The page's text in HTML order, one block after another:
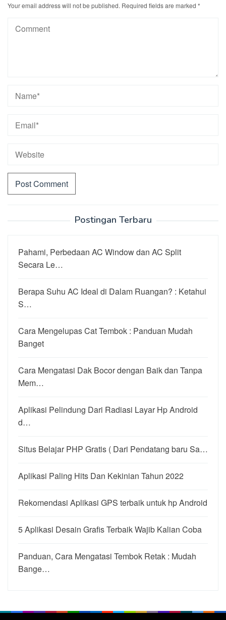
Your email address will not be published. Required fields are marked *
Postingan Terbaru
Pahami, Perbedaan AC Window dan AC Split
Secara Le…
Berapa Suhu AC Ideal di Dalam Ruangan? : Ketahui
S…
Cara Mengelupas Cat Tembok : Panduan Mudah
Banget
Cara Mengatasi Dak Bocor dengan Baik dan Tanpa
Mem…
Aplikasi Pelindung Dari Radiasi Layar Hp Android
d…
Situs Belajar PHP Gratis ( Dari Pendatang baru Sa…
Aplikasi Paling Hits Dan Kekinian Tahun 2022
Rekomendasi Aplikasi GPS terbaik untuk hp Android
5 Aplikasi Desain Grafis Terbaik Wajib Kalian Coba
Panduan, Cara Mengatasi Tembok Retak : Mudah
Bange…